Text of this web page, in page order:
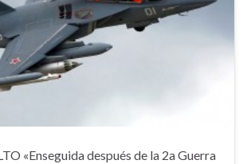
«Enseguida después de la 2a Guerra